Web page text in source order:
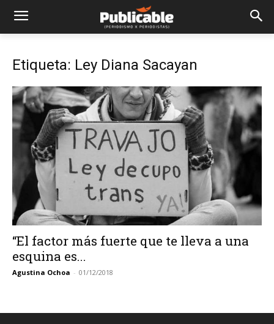
Etiqueta: Ley Diana Sacayan
“El factor más fuerte que te lleva a una
esquina es...
Agustina Ochoa - 01/12/2018